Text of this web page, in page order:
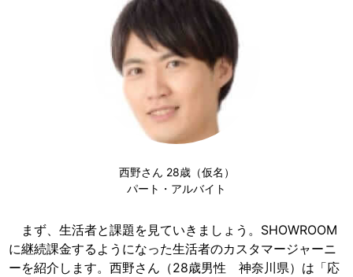
西野さん 28歳（仮名）
パート・アルバイト
まず、生活者と課題を見ていきましょう。SHOWROOM
に継続課金するようになった生活者のカスタマージャーニ
ーを紹介します。西野さん（28歳男性 神奈川県）は「応